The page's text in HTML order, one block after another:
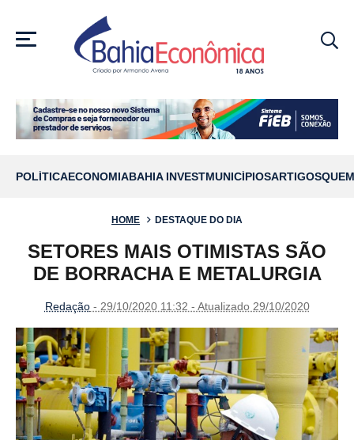
MENU
POLÍTICAECONOMIABAHIA INVESTMUNICÍPIOSARTIGOS
HOME DESTAQUE DO DIA
SETORES MAIS OTIMISTAS SÃO
DE BORRACHA E METALURGIA
Redação- 29/10/2020 11:32 - Atualizado 29/10/2020